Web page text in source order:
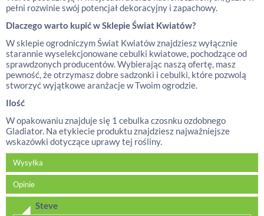
pełni rozwinie swój potencjał dekoracyjny i zapachowy.
Dlaczego warto kupić w Sklepie Świat Kwiatów?
W sklepie ogrodniczym Świat Kwiatów znajdziesz wyłącznie
starannie wyselekcjonowane cebulki kwiatowe, pochodzące od
sprawdzonych producentów. Wybierając naszą ofertę, masz
pewność, że otrzymasz dobre sadzonki i cebulki, które pozwolą
stworzyć wyjątkowe aranżacje w Twoim ogrodzie.
Ilość
W opakowaniu znajduje się 1 cebulka czosnku ozdobnego
Gladiator. Na etykiecie produktu znajdziesz najważniejsze
wskazówki dotyczące uprawy tej rośliny.
Wysyłka
Opinie
Steve